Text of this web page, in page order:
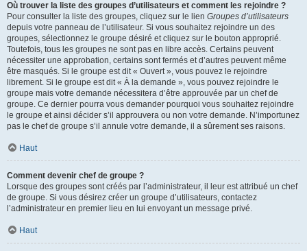
Où trouver la liste des groupes d’utilisateurs et comment les rejoindre ?
Pour consulter la liste des groupes, cliquez sur le lien Groupes d’utilisateurs
depuis votre panneau de l’utilisateur. Si vous souhaitez rejoindre un des
groupes, sélectionnez le groupe désiré et cliquez sur le bouton approprié.
Toutefois, tous les groupes ne sont pas en libre accès. Certains peuvent
nécessiter une approbation, certains sont fermés et d’autres peuvent même
être masqués. Si le groupe est dit « Ouvert », vous pouvez le rejoindre
librement. Si le groupe est dit « À la demande », vous pouvez rejoindre le
groupe mais votre demande nécessitera d’être approuvée par un chef de
groupe. Ce dernier pourra vous demander pourquoi vous souhaitez rejoindre
le groupe et ainsi décider s’il approuvera ou non votre demande. N’importunez
pas le chef de groupe s’il annule votre demande, il a sûrement ses raisons.
Haut
Comment devenir chef de groupe ?
Lorsque des groupes sont créés par l’administrateur, il leur est attribué un chef
de groupe. Si vous désirez créer un groupe d’utilisateurs, contactez
l’administrateur en premier lieu en lui envoyant un message privé.
Haut